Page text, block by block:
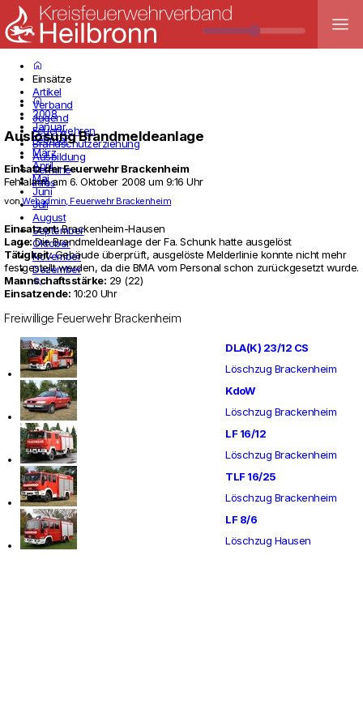
menu
home
Einsätze
Artikel
Verband
Jugend
Feuerwehren
Brandschutzerziehung
Ausbildung
Termine
Infos
home
2008
Januar
Februar
März
April
Mai
Juni
Juli
August
September
Oktober
November
Dezember
search
Auslösung Brandmeldeanlage
Einsatz der FeuerwehrBrackenheim
Fehlalarm am 6. Oktober 2008 um 9:16 Uhr
vonWebadmin, Feuerwehr Brackenheim
Ein­satzort:Bra­cken­heim-Hausen
Lage:Die Brand­mel­de­an­lage der Fa. Schunk hatte ausgelöst
Tätig­keit:Gebäude überprüft, ausgelöste Mel­der­linie konnte nicht mehr
fest­ge­stellt werden, da die BMA vom Per­sonal schon zurückge­setzt wurde.
Mann­schaftsstärke: 29 (22)
Ein­satz­ende: 10:20 Uhr
Freiwillige Feuerwehr Brackenheim
DLA(K) 23/12 CS
Löschzug Brackenheim
KdoW
Löschzug Brackenheim
LF 16/12
Löschzug Brackenheim
TLF 16/25
Löschzug Brackenheim
LF 8/6
Löschzug Hausen